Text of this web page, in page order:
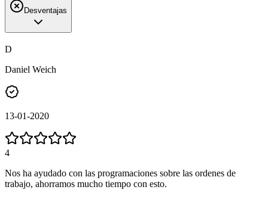
Desventajas
D
Daniel Weich
13-01-2020
4
Nos ha ayudado con las programaciones sobre las ordenes de
trabajo, ahorramos mucho tiempo con esto.